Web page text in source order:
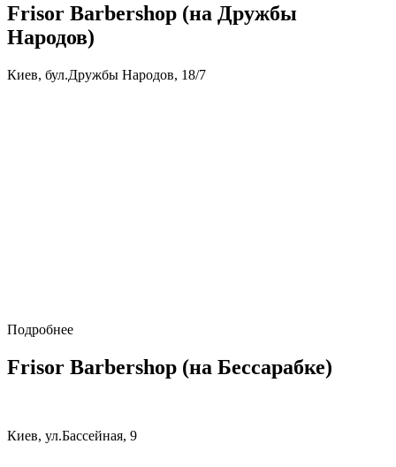
Frisor Barbershop (на Дружбы
Народов)
Киев, бул.Дружбы Народов, 18/7
Подробнее
Frisor Barbershop (на Бессарабке)
Киев, ул.Бассейная, 9